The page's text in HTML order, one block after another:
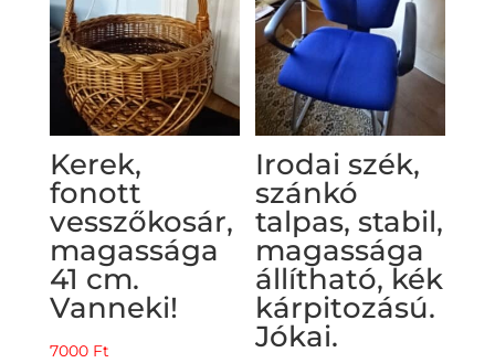
Kerek,
fonott
vesszőkosár,
magassága
41 cm.
Vanneki!
7000 Ft
Irodai szék,
szánkó
talpas, stabil,
magassága
állítható, kék
kárpitozású.
Jókai.